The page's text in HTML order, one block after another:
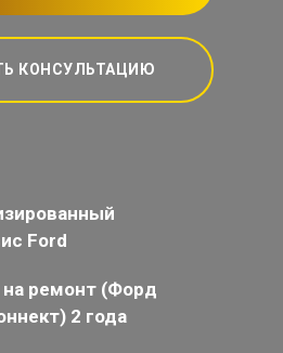
КОНСУЛЬТАЦИЮ
Ford
на ремонт (Форд
2 года